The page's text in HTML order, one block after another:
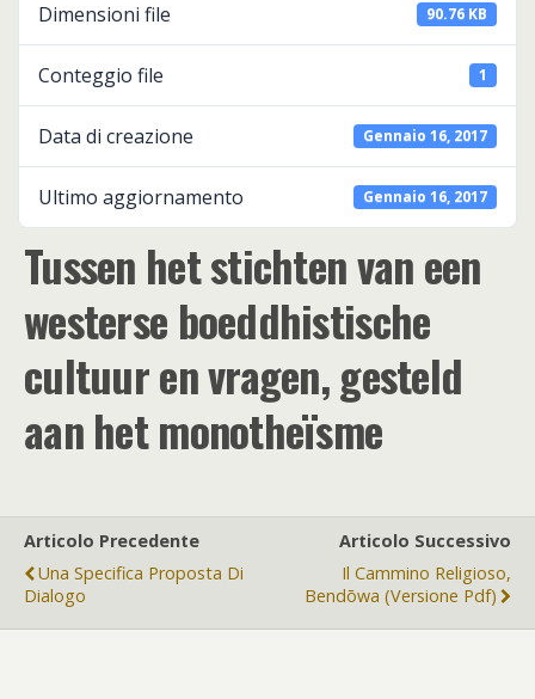
Dimensioni file 90.76 KB
Conteggio file 1
Data di creazione Gennaio 16, 2017
Ultimo aggiornamento Gennaio 16, 2017
Tussen het stichten van een
westerse boeddhistische
cultuur en vragen, gesteld
aan het monotheïsme
Articolo Precedente
Una Specifica Proposta Di
Dialogo
Articolo Successivo
Il Cammino Religioso,
Bendōwa (versione Pdf)